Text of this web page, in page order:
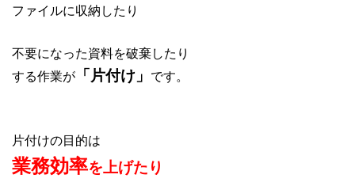
ファイルに収納したり
不要になった資料を破棄したり
する作業が 「片付け」 です。
片付けの目的は
業務効率を上げたり